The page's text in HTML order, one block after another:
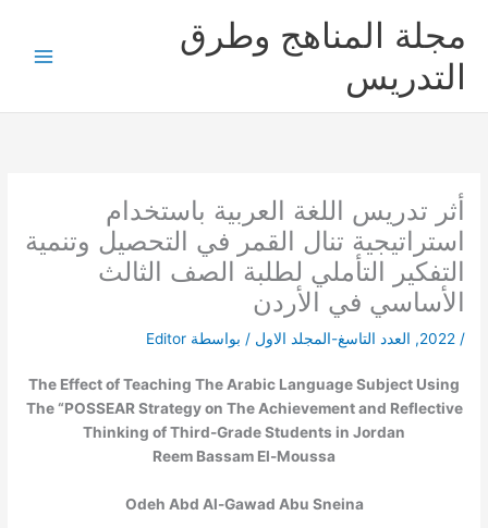
المحتوى
مجلة المناهج وطرق
التدريس
أثر تدريس اللغة العربية باستخدام
استراتيجية تنال القمر في التحصيل وتنمية
التفكير التأملي لطلبة الصف الثالث
الأساسي في الأردن
/
2022
, العدد التاسغ-المجلد الاول / بواسطة Editor
The Effect of Teaching The Arabic Language Subject Using
The “POSSEAR Strategy on The Achievement and Reflective
Thinking of Third-Grade Students in Jordan
Reem Bassam El-Moussa
Odeh Abd Al-Gawad Abu Sneina